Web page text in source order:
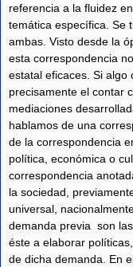
referencia a la fluidez
temática específica. Se
ambas. Visto desde la
esta correspondencia
estatal eficaces. Si algo
precisamente el contar
mediaciones
hablamos de una
de la correspondencia
política, económica o
correspondencia
la sociedad,
universal,
demanda previa son
éste a elaborar
de dicha demanda. En